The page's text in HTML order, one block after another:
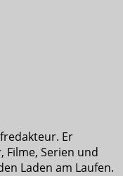
Er
Filme, Serien und
Laden am Laufen.